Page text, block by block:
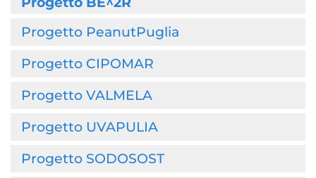
Progetto PeanutPuglia
Progetto CIPOMAR
Progetto VALMELA
Progetto UVAPULIA
Progetto SODOSOST